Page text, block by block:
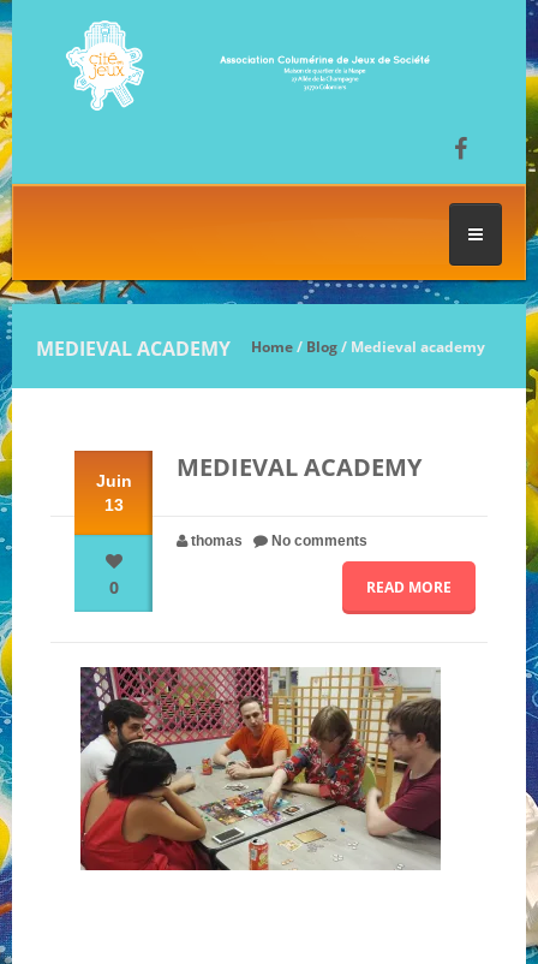
LES SÉANCES DE JEU
FESTIVAL DU JEU
NOS JEUX
NOS PARTENAIRES
QUI SOMMES-NOUS ?
NOUS CONTACTER !
MEDIEVAL ACADEMY Home/ Blog/ Medieval academy
Juin
13
0
MEDIEVAL ACADEMY
thomas No comments
READ MORE